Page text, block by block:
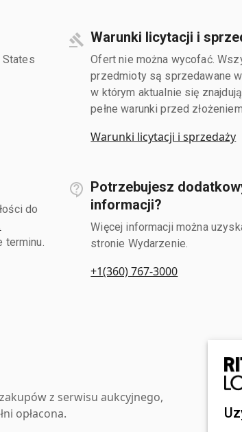
States
Warunki licytacji i
Ofert nie można wycofać.
przedmioty są sprzedawane
w którym aktualnie się
pełne warunki przed
Warunki licytacji i sprzedaży
do
terminu.
Potrzebujesz
informacji?
Więcej informacji można
stronie Wydarzenie.
+1(360) 767-3000
z serwisu aukcyjnego,
opłacona.